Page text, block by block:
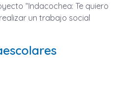
“Indacochea: Te quiero
un trabajo social